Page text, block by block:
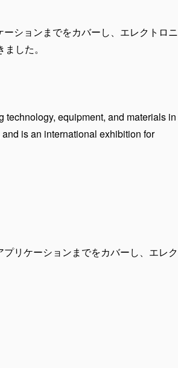
ションまでをカバーし、エレクトロニ
した。
equipment, and materials in
is an international exhibition for
リケーションまでをカバーし、エレク